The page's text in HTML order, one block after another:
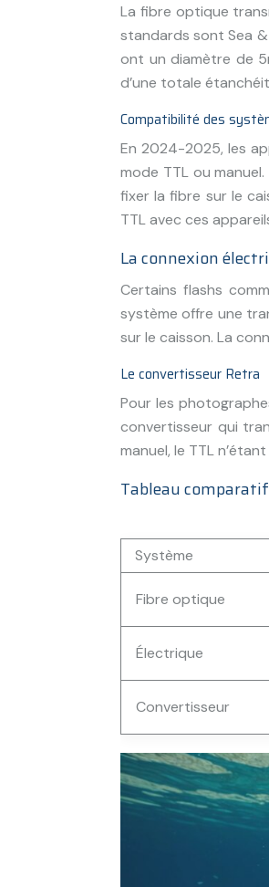
La fibre optique
standards sont Sea
ont un diamètre de
d’une totale
Compatibilité des
En 2024-2025, les
mode TTL ou
fixer la fibre sur le
TTL avec ces
La connexion
Certains flashs
système offre une
sur le caisson. La
Le convertisseur Retra
Pour les
convertisseur qui
manuel, le TTL
Tableau
Système
Fibre optique
Électrique
Convertisseur